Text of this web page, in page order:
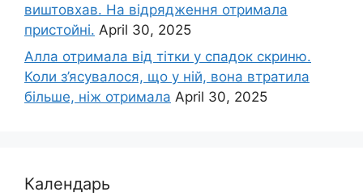
виштовхав. На відрядження отримала
пристойні. April 30, 2025
Алла отримала від тітки у спадок скриню.
Коли з’ясувалося, що у ній, вона втратила
більше, ніж отримала April 30, 2025
Календарь